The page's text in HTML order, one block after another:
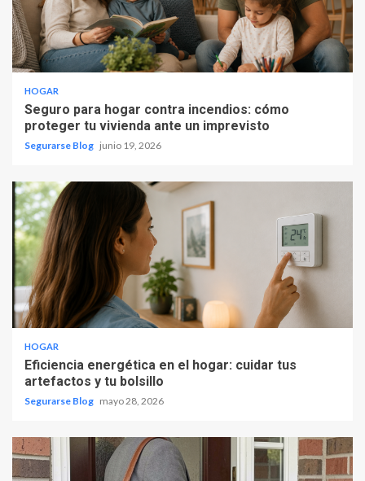
HOGAR
Seguro para hogar contra incendios: cómo
proteger tu vivienda ante un imprevisto
Segurarse Blog junio 19, 2026
HOGAR
Eficiencia energética en el hogar: cuidar tus
artefactos y tu bolsillo
Segurarse Blog mayo 28, 2026